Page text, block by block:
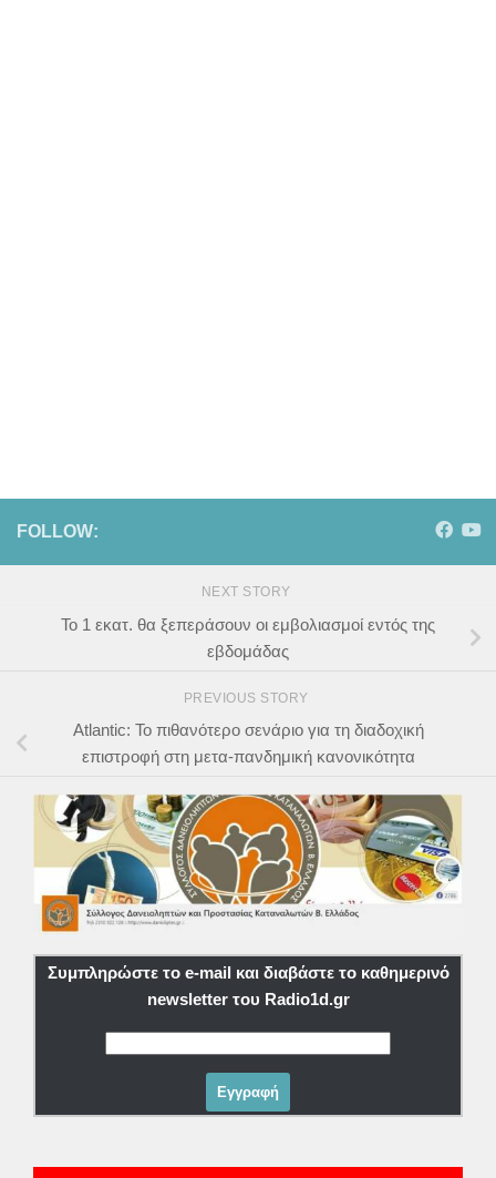
FOLLOW:
NEXT STORY
Το 1 εκατ. θα ξεπεράσουν οι εμβολιασμοί εντός της
εβδομάδας
PREVIOUS STORY
Atlantic: Το πιθανότερο σενάριο για τη διαδοχική
επιστροφή στη μετα-πανδημική κανονικότητα
Συμπληρώστε το e-mail και διαβάστε το καθημερινό
newsletter του Radio1d.gr